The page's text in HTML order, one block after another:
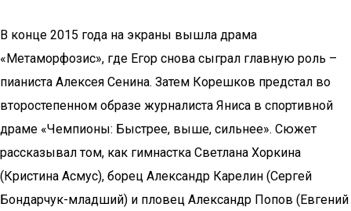
В конце 2015 года на экраны вышла драма
«Метаморфозис», где Егор снова сыграл главную роль –
пианиста Алексея Сенина. Затем Корешков предстал во
второстепенном образе журналиста Яниса в спортивной
драме «Чемпионы: Быстрее, выше, сильнее». Сюжет
рассказывал том, как гимнастка Светлана Хоркина
(Кристина Асмус), борец Александр Карелин (Сергей
Бондарчук-младший) и пловец Александр Попов (Евгений